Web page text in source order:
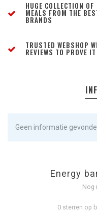
HUGE COLLECTION OF
MEALS FROM THE
BRANDS
TRUSTED WEBSHOP
REVIEWS TO PROVE IT
Geen informatie
Energy
Nog
0 sterren op